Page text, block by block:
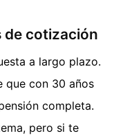
de cotización
a largo plazo.
que con 30 años
completa.
pero si te